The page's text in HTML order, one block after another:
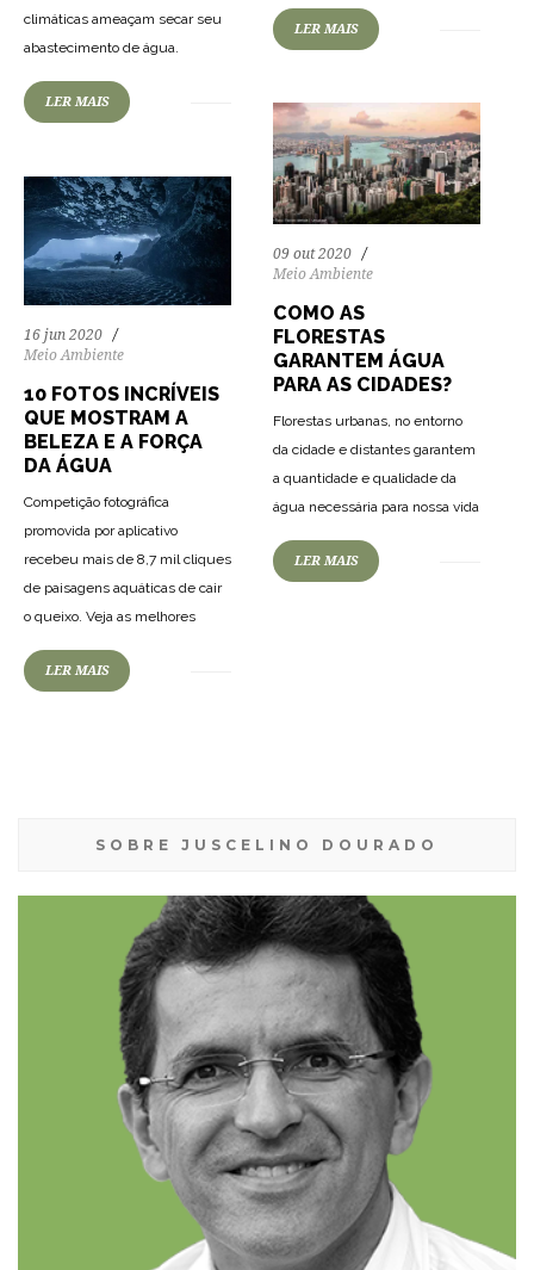
climáticas ameaçam secar seu
abastecimento de água.
LER MAIS
LER MAIS
09 out 2020
Meio Ambiente
COMO AS
FLORESTAS
GARANTEM ÁGUA
PARA AS CIDADES?
Florestas urbanas, no entorno
da cidade e distantes garantem
a quantidade e qualidade da
água necessária para nossa vida
LER MAIS
16 jun 2020
Meio Ambiente
10 FOTOS INCRÍVEIS
QUE MOSTRAM A
BELEZA E A FORÇA
DA ÁGUA
Competição fotográfica
promovida por aplicativo
recebeu mais de 8,7 mil cliques
de paisagens aquáticas de cair
o queixo. Veja as melhores
LER MAIS
SOBRE JUSCELINO DOURADO